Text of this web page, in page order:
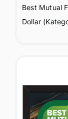
Best Mutual
Dollar